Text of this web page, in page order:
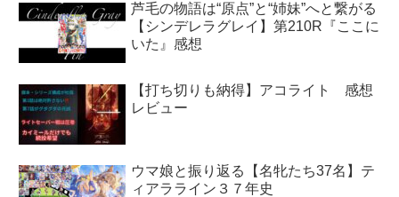
芦毛の物語は“原点”と“姉妹”へと繋がる
【シンデレラグレイ】第210R『ここに
いた』感想
【打ち切りも納得】アコライト 感想
レビュー
ウマ娘と振り返る【名牝たち37名】テ
ィアラライン３７年史